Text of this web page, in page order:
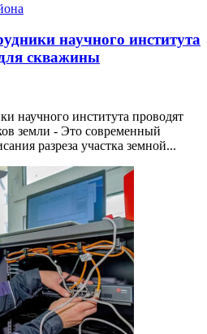
научного института
скважины
научного института проводят
земли - Это современный
разреза участка земной...